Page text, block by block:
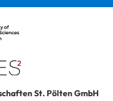
St. Pölten GmbH